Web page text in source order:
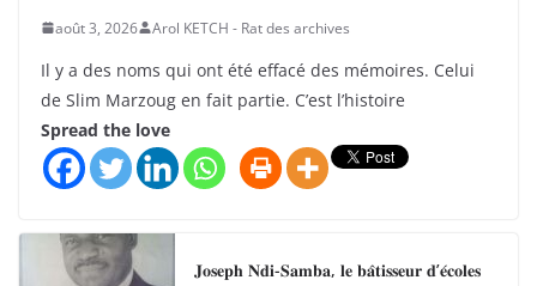
août 3, 2026 Arol KETCH - Rat des archives
Il y a des noms qui ont été effacé des mémoires. Celui
de Slim Marzoug en fait partie. C’est l’histoire
Spread the love
𝐉𝐨𝐬𝐞𝐩𝐡 𝐍𝐝𝐢-𝐒𝐚𝐦𝐛𝐚, 𝐥𝐞 𝐛𝐚̂𝐭𝐢𝐬𝐬𝐞𝐮𝐫 𝐝’𝐞́𝐜𝐨𝐥𝐞𝐬